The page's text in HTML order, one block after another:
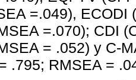
=.049),
=.070); CDI
= .052) y C-
.795; RMSEA =